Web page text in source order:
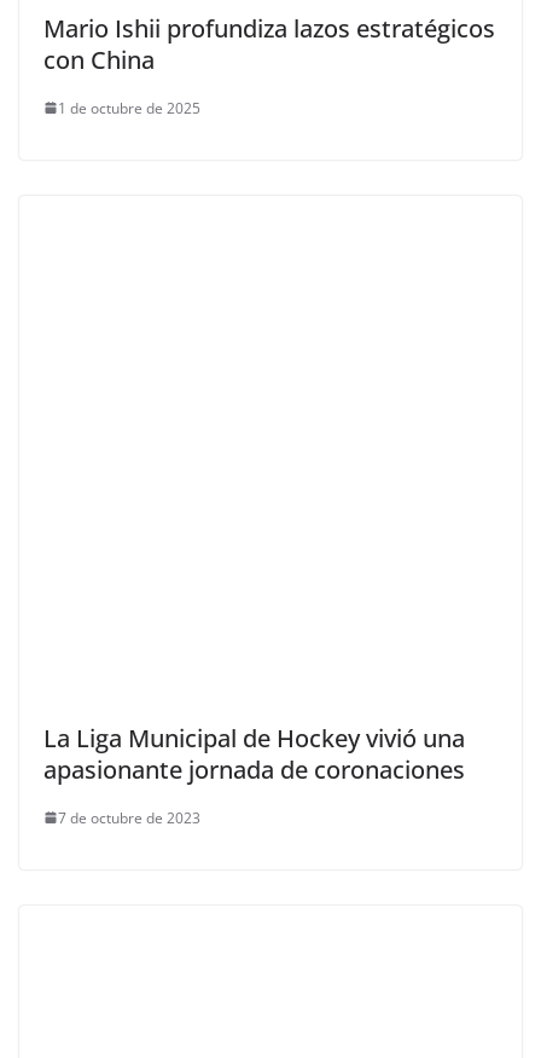
Mario Ishii profundiza lazos estratégicos
con China
1 de octubre de 2025
La Liga Municipal de Hockey vivió una
apasionante jornada de coronaciones
7 de octubre de 2023